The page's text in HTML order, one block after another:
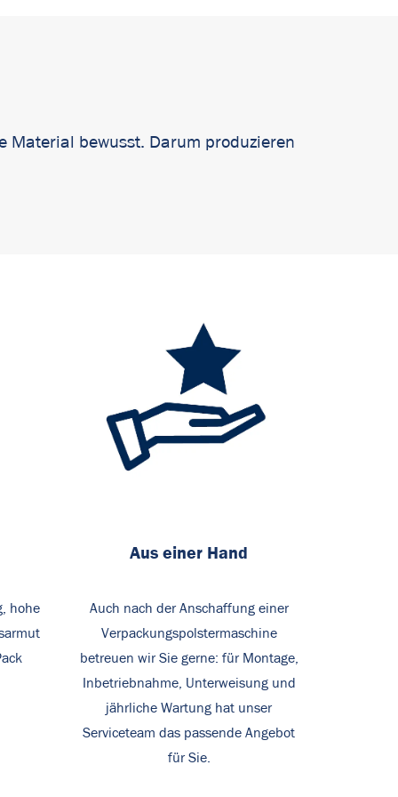
Material bewusst. Darum produzieren
hohe
Aus einer Hand
Auch nach der Anschaffung einer
Verpackungspolstermaschine
betreuen wir Sie gerne: für Montage,
Inbetriebnahme, Unterweisung und
jährliche Wartung hat unser
Serviceteam das passende Angebot
für Sie.